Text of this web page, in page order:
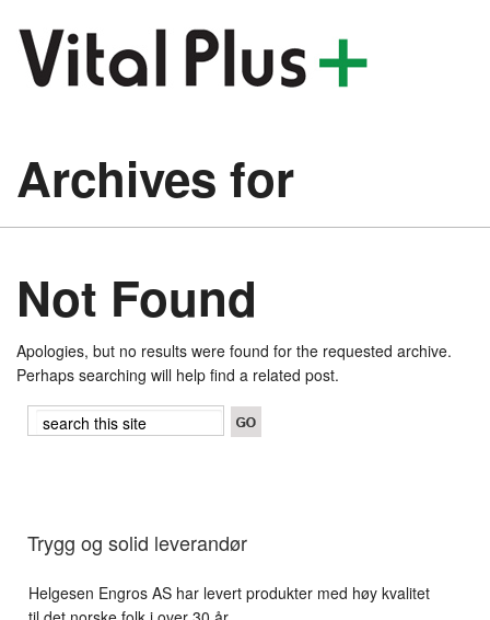
Archives for
Not Found
Apologies, but no results were found for the requested archive.
Perhaps searching will help find a related post.
Trygg og solid leverandør
Helgesen Engros AS har levert produkter med høy kvalitet